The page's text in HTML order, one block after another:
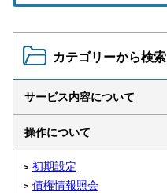
カテゴリーから検索
サービス内容について
操作について
初期設定
債権情報照会